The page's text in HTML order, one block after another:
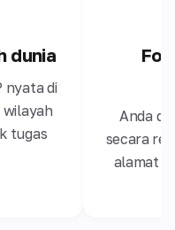
dunia
nyata di
wilayah
tugas
Anda
secara
alamat